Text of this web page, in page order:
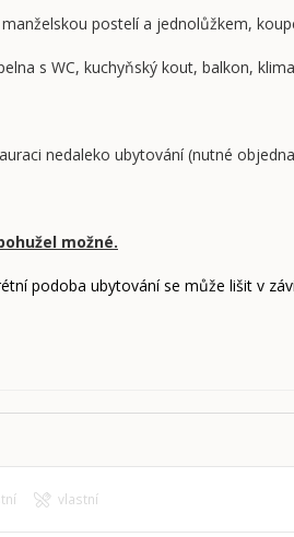
postelí a jednolůžkem,
s WC, kuchyňský kout, balkon,
nedaleko ubytování (nutné
možné.
podoba ubytování se může lišit v
vlastní